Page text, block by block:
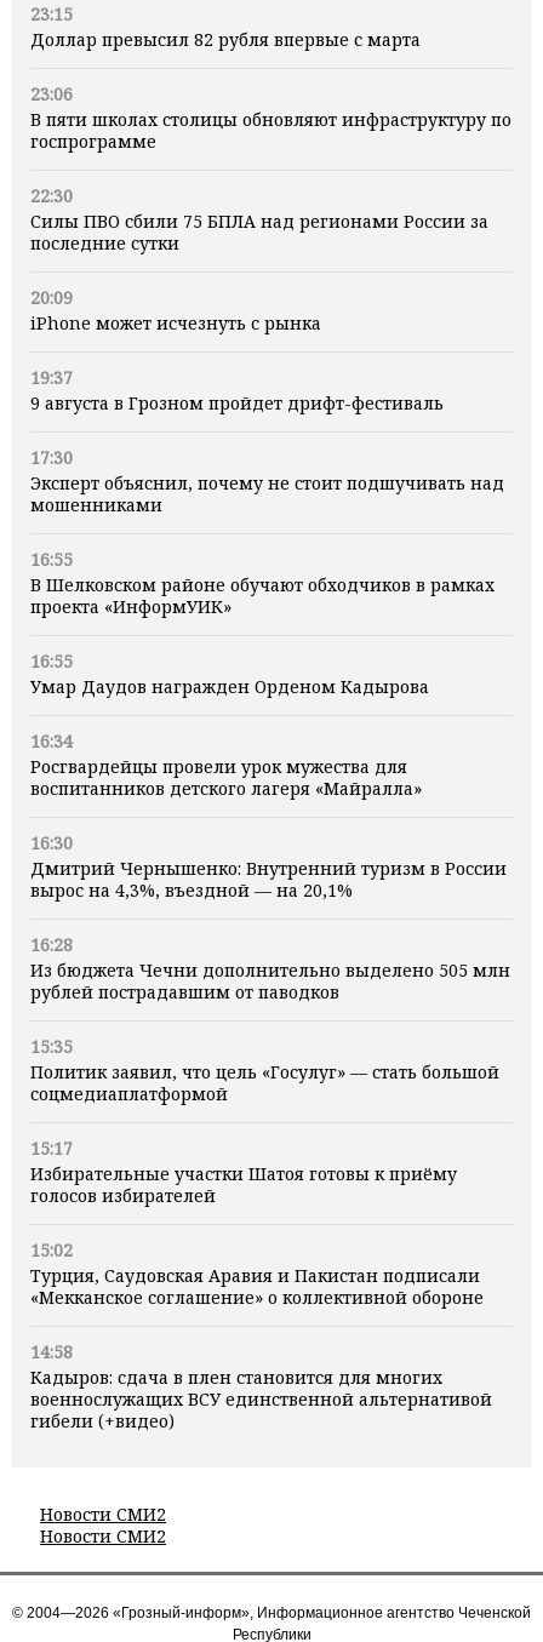
23:15
Доллар превысил 82 рубля впервые с марта
23:06
В пяти школах столицы обновляют инфраструктуру по
госпрограмме
22:30
Силы ПВО сбили 75 БПЛА над регионами России за
последние сутки
20:09
iPhone может исчезнуть с рынка
19:37
9 августа в Грозном пройдет дрифт-фестиваль
17:30
Эксперт объяснил, почему не стоит подшучивать над
мошенниками
16:55
В Шелковском районе обучают обходчиков в рамках
проекта «ИнформУИК»
16:55
Умар Даудов награжден Орденом Кадырова
16:34
Росгвардейцы провели урок мужества для
воспитанников детского лагеря «Майралла»
16:30
Дмитрий Чернышенко: Внутренний туризм в России
вырос на 4,3%, въездной — на 20,1%
16:28
Из бюджета Чечни дополнительно выделено 505 млн
рублей пострадавшим от паводков
15:35
Политик заявил, что цель «Госулуг» — стать большой
соцмедиаплатформой
15:17
Избирательные участки Шатоя готовы к приёму
голосов избирателей
15:02
Турция, Саудовская Аравия и Пакистан подписали
«Мекканское соглашение» о коллективной обороне
14:58
Кадыров: сдача в плен становится для многих
военнослужащих ВСУ единственной альтернативой
гибели (+видео)
Новости СМИ2
Новости СМИ2
© 2004—2026 «Грозный-информ», Информационное агентство Чеченской
Республики